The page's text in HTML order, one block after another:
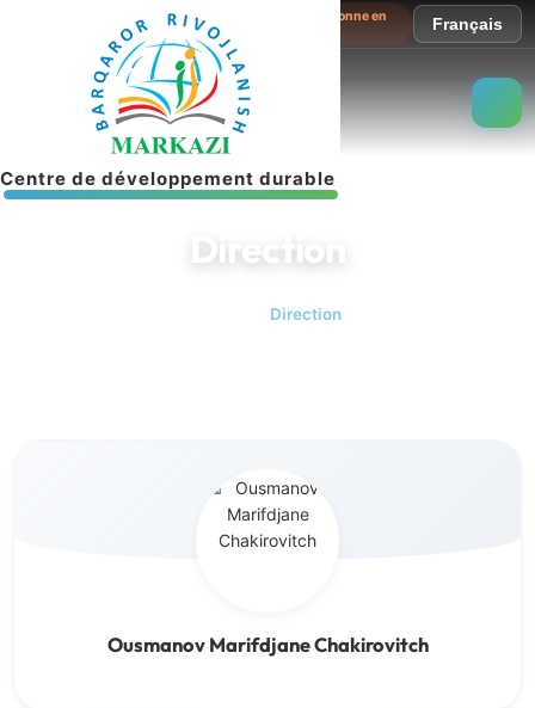
Centre de développement durable
Le site fonctionne en
Français
Direction
Direction
Ousmanov Marifdjane Chakirovitch